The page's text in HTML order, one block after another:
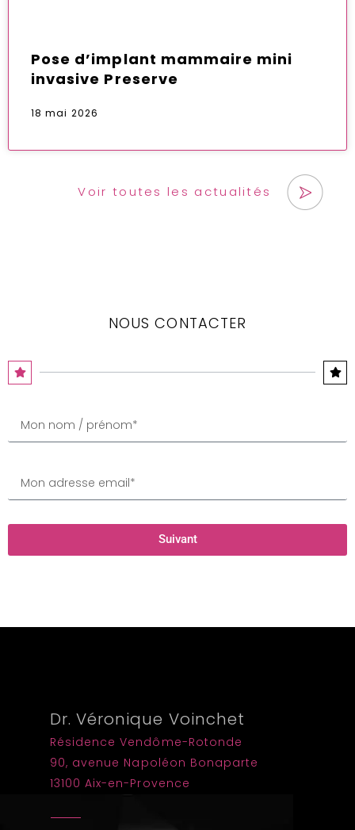
Pose d’implant mammaire mini
invasive Preserve
18 mai 2026
Voir toutes les actualités
NOUS CONTACTER
Suivant
Dr. Véronique Voinchet
Résidence Vendôme-Rotonde
90, avenue Napoléon Bonaparte
13100 Aix-en-Provence